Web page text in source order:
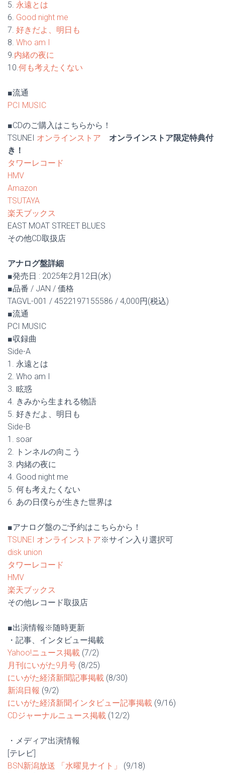
5. 永遠とは
6. Good night me
7. 好きだよ、明日も
8. Who am I
9.内緒の夜に
10.何も考えたくない
■流通
PCI MUSIC
■CDのご購入はこちらから！
TSUNEI オンラインストア
オンラインストア限定特典付
き！
タワーレコード
HMV
Amazon
TSUTAYA
楽天ブックス
EAST MOAT STREET BLUES
その他CD取扱店
アナログ盤詳細
■発売日 : 2025年2月12日(水)
■品番 / JAN / 価格
TAGVL-001 / 4522197155586 / 4,000円(税込)
■流通
PCI MUSIC
■収録曲
Side-A
1. 永遠とは
2. Who am I
3. 眩惑
4. きみから生まれる物語
5. 好きだよ、明日も
Side-B
1. soar
2. トンネルの向こう
3. 内緒の夜に
4. Good night me
5. 何も考えたくない
6. あの日僕らが生きた世界は
■アナログ盤のご予約はこちらから！
TSUNEI オンラインストア※サイン入り選択可
disk union
タワーレコード
HMV
楽天ブックス
その他レコード取扱店
■出演情報※随時更新
・記事、インタビュー掲載
Yahoo!ニュース掲載 (7/2)
月刊にいがた9月号 (8/25)
にいがた経済新聞記事掲載 (8/30)
新潟日報 (9/2)
にいがた経済新聞インタビュー記事掲載 (9/16)
CDジャーナルニュース掲載 (12/2)
・メディア出演情報
[テレビ]
BSN新潟放送 「水曜見ナイト」
(9/18)